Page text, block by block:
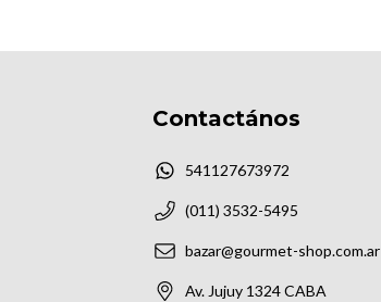
Contactános
541127673972
(011) 3532-5495
bazar@gourmet-shop.com.ar
Av. Jujuy 1324 CABA